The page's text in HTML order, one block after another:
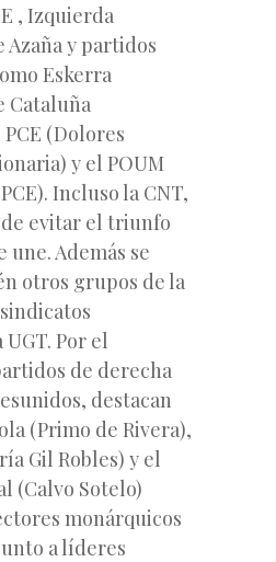
, Izquierda
Azaña y partidos
Eskerra
Cataluña
(Dolores
y el POUM
Incluso la CNT,
evitar el triunfo
une. Además se
otros grupos de la
Por el
de derecha
destacan
(Primo de Rivera),
Gil Robles) y el
(Calvo Sotelo)
monárquicos
a líderes